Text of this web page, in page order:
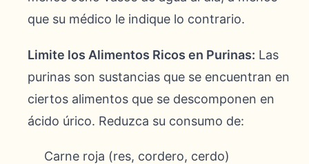
que su médico le indique lo contrario.
Limite los Alimentos Ricos en Purinas: Las
purinas son sustancias que se encuentran en
ciertos alimentos que se descomponen en
ácido úrico. Reduzca su consumo de:
Carne roja (res, cordero, cerdo)